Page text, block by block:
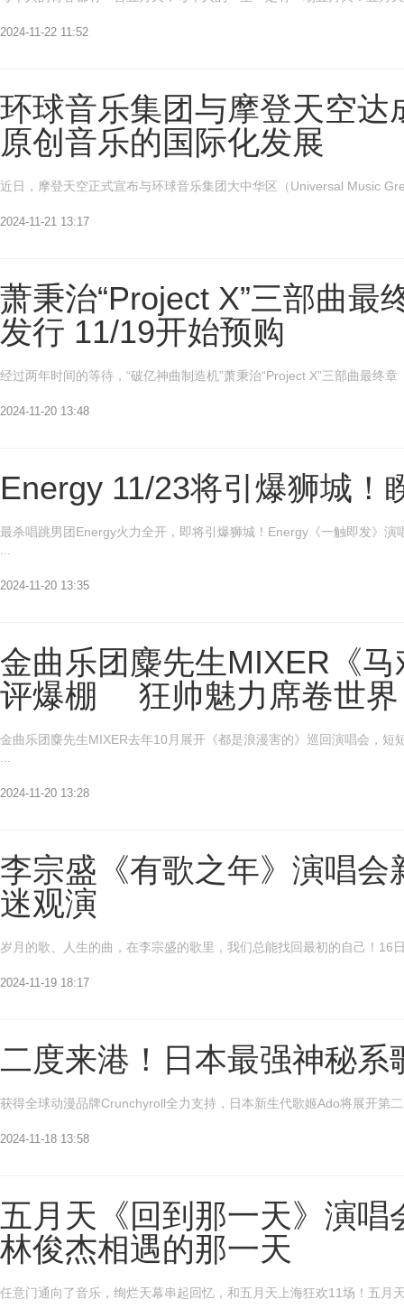
2024-11-22 11:52
环球音乐集团与摩登天空
原创音乐的国际化发展
近日，摩登天空正式宣布与环球音乐集团大中华区（Universal Music
2024-11-21 13:17
萧秉治“Project X”三部曲最
发行 11/19开始预购
经过两年时间的等待，“破亿神曲制造机”萧秉治“Project X”三部曲最终
2024-11-20 13:48
Energy 11/23将引爆狮城！
最杀唱跳男团Energy火力全开，即将引爆狮城！Energy《一触即发》
2024-11-20 13:35
金曲乐团麋先生MIXER《
评爆棚 狂帅魅力席卷世界
金曲乐团麋先生MIXER去年10月展开《都是浪漫害的》巡回演唱会，
2024-11-20 13:28
李宗盛《有歌之年》演唱
迷观演
岁月的歌、人生的曲，在李宗盛的歌里，我们总能找回最初的自己！
2024-11-19 18:17
二度来港！日本最强神秘
获得全球动漫品牌Crunchyroll全力支持，日本新生代歌姬Ado将展开第
2024-11-18 13:58
五月天《回到那一天》演
林俊杰相遇的那一天
任意门通向了音乐，绚烂天幕串起回忆，和五月天上海狂欢11场！五